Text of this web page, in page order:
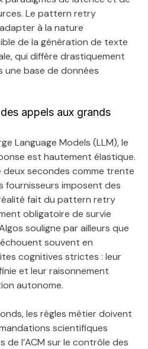
Le pattern retry
à la nature
de la génération de texte
qui diffère drastiquement
une base de données
appels aux grands
Language Models (LLM), le
est hautement élastique.
secondes comme trente
fournisseurs imposent des
fait du pattern retry
obligatoire de survie
souligne par ailleurs que
souvent en
cognitives strictes : leur
et leur raisonnement
autonome.
les règles métier doivent
scientifiques
de l’ACM sur le contrôle des